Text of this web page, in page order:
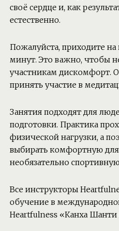
своё сердце и, как
естественно.
Пожалуйста, приходите на
минут. Это важно, чтобы
участникам дискомфорт.
принять участие в
Занятия подходят для
подготовки. Практика
физической нагрузки, а
выбирать комфортную для
необязательно
Все инструкторы
обучение в
Heartfulness «Канха